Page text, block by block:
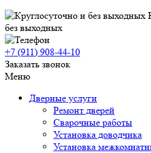
без выходных
+7 (911) 908-44-10
Заказать звонок
Меню
Дверные услуги
Ремонт дверей
Сварочные работы
Установка доводчика
Установка